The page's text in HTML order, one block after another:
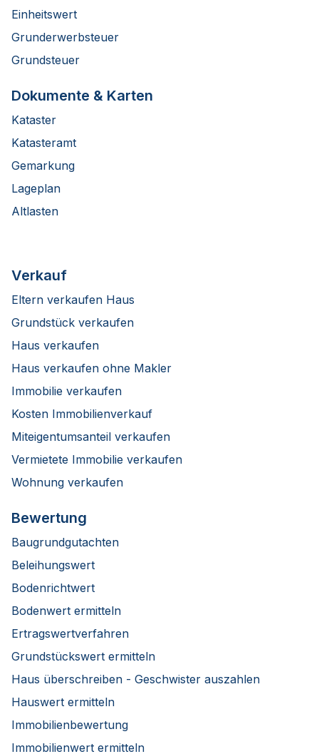
Einheitswert
Grunderwerbsteuer
Grundsteuer
Dokumente & Karten
Kataster
Katasteramt
Gemarkung
Lageplan
Altlasten
Verkauf
Eltern verkaufen Haus
Grundstück verkaufen
Haus verkaufen
Haus verkaufen ohne Makler
Immobilie verkaufen
Kosten Immobilienverkauf
Miteigentumsanteil verkaufen
Vermietete Immobilie verkaufen
Wohnung verkaufen
Bewertung
Baugrundgutachten
Beleihungswert
Bodenrichtwert
Bodenwert ermitteln
Ertragswertverfahren
Grundstückswert ermitteln
Haus überschreiben - Geschwister auszahlen
Hauswert ermitteln
Immobilienbewertung
Immobilienwert ermitteln